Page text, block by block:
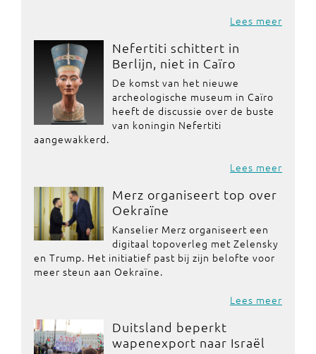
Lees meer
Nefertiti schittert in
Berlijn, niet in Caïro
De komst van het nieuwe
archeologische museum in Caïro
heeft de discussie over de buste
van koningin Nefertiti
aangewakkerd.
Lees meer
Merz organiseert top over
Oekraïne
Kanselier Merz organiseert een
digitaal topoverleg met Zelensky
en Trump. Het initiatief past bij zijn belofte voor
meer steun aan Oekraïne.
Lees meer
Duitsland beperkt
wapenexport naar Israël